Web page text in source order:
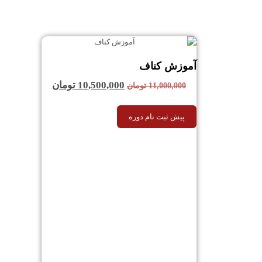
آموزش کناف
11,000,000 تومان 10,500,000 تومان
پیش ثبت نام دوره